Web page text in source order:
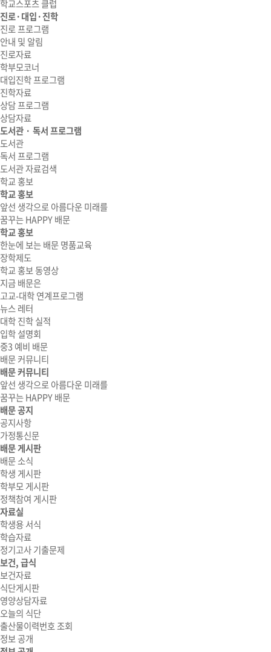
학교스포츠 클럽
진로·대입·진학
진로 프로그램
안내 및 알림
진로자료
학부모코너
대입진학 프로그램
진학자료
상담 프로그램
상담자료
도서관 · 독서 프로그램
도서관
독서 프로그램
도서관 자료검색
학교 홍보
학교 홍보
앞선 생각으로 아름다운 미래를
꿈꾸는 HAPPY 배문
학교 홍보
한눈에 보는 배문 명품교육
장학제도
학교 홍보 동영상
지금 배문은
고교-대학 연계프로그램
뉴스 레터
대학 진학 실적
입학 설명회
중3 예비 배문
배문 커뮤니티
배문 커뮤니티
앞선 생각으로 아름다운 미래를
꿈꾸는 HAPPY 배문
배문 공지
공지사항
가정통신문
배문 게시판
배문 소식
학생 게시판
학부모 게시판
정책참여 게시판
자료실
학생용 서식
학습자료
정기고사 기출문제
보건, 급식
보건자료
식단게시판
영양상담자료
오늘의 식단
출산물이력번호 조회
정보 공개